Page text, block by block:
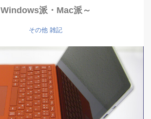
Windows派・Mac派～
その他 雑記